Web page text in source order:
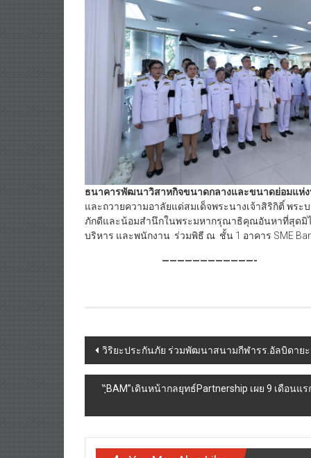
ธนาคารพัฒนาวิสาหกิจขนาดกลางและขนาดย่อมแห่ง
และถวายความอาลัยแด่สมเด็จพระนางเจ้าสิริกิติ์ พร
ภักดีและน้อมสำนึกในพระมหากรุณาธิคุณอันหาที่สุดมิ
บริหาร และพนักงาน ร่วมพิธี ณ ชั้น 1 อาคาร SME
————————————-
Post
navigation
วิริยะประกันภัย ร่วมพัฒนาสนามกีฬารร.อัลบิดาย
“ฺBAM”เดินหน้ากลยุทธ์Partnership เผย 9 เดือน